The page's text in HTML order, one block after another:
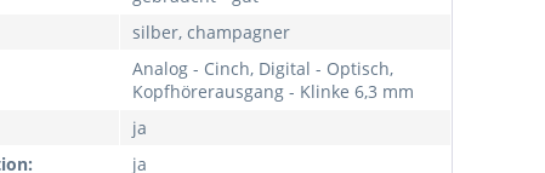
silber, champagner
Analog - Cinch, Digital - Optisch,
Kopfhörerausgang - Klinke 6,3 mm
ja
ja